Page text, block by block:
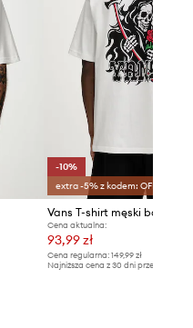
-10%
extra -5% z kodem: OFF*
Vans T-shirt męski
Cena aktualna:
93,99 zł
Cena regularna: 149,99 zł
Najniższa cena z 30 dni przed obniżką: